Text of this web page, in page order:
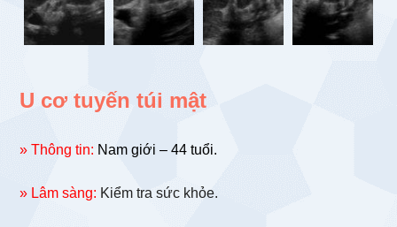
U cơ tuyến túi mật
» Thông tin: Nam giới – 44 tuổi.
» Lâm sàng: Kiểm tra sức khỏe.